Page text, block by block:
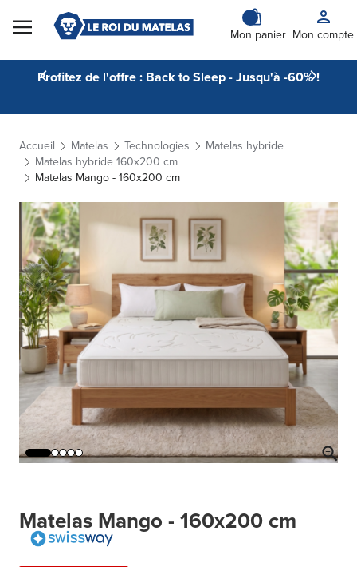
Skip to Content
Mon panier Mon compte
Profitez de l'offre : Back to Sleep - Jusqu'à -60% !
Accueil Matelas Technologies
Matelas hybride
Matelas hybride 160x200 cm
Matelas Mango - 160x200 cm
Matelas Mango - 160x200 cm